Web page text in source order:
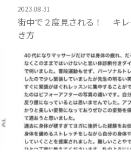
2023.08.31
街中で２度見される！ キレ
き方